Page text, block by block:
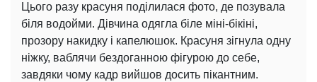
Цього разу красуня поділилася фото, де позувала
біля водойми. Дівчина одягла біле міні-бікіні,
прозору накидку і капелюшок. Красуня зігнула одну
ніжку, ваблячи бездоганною фігурою до себе,
завдяки чому кадр вийшов досить пікантним.